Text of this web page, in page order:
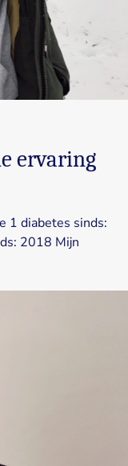
ervaring
1 diabetes sinds:
2018 Mijn